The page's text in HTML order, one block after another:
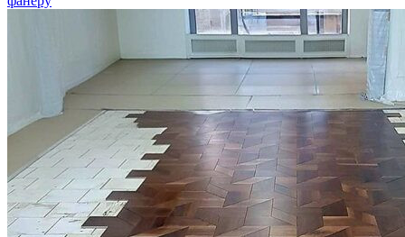
Укладка модульного паркета с финишным покрытием на
фанеру